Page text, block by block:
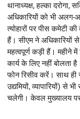
थानाध्यक्ष, हल्का दरोगा,
अधिकारियों को भी
त्योहारों पर पीस कमेटी
हैं। सीएम ने अधिकारियों
महत्वपूर्ण कड़ी हैं। महीने
कार्य के लिए नहीं बोलता
फोन रिसीव करें। साथ ही
उद्यमियों, व्यापारियों)
चलेगी। केवल मुख्यालय